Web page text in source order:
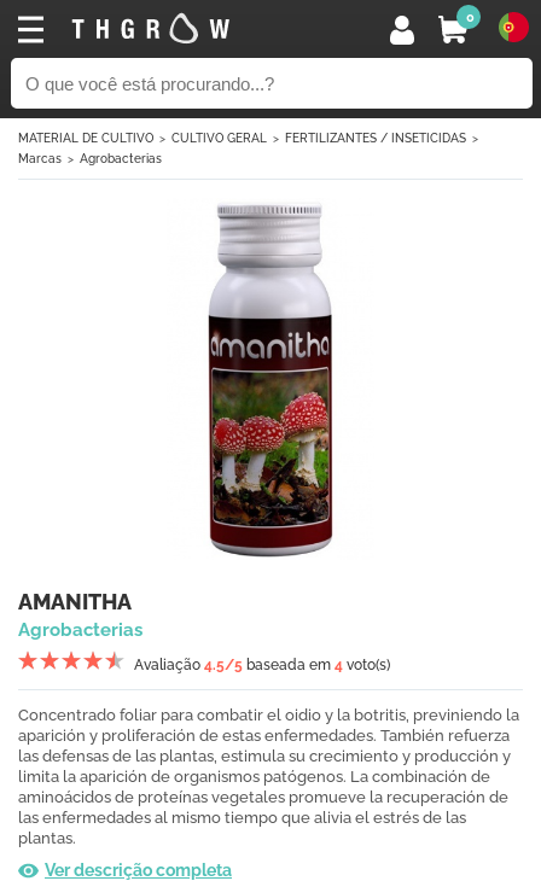
0
MATERIAL DE CULTIVO CULTIVO GERAL
FERTILIZANTES / INSETICIDAS
Marcas
Agrobacterias
AMANITHA
Agrobacterias
Avaliação 4.5/5 baseada em 4 voto(s)
Concentrado foliar para combatir el oidio y la botritis, previniendo la
aparición y proliferación de estas enfermedades. También refuerza
las defensas de las plantas, estimula su crecimiento y producción y
limita la aparición de organismos patógenos. La combinación de
aminoácidos de proteínas vegetales promueve la recuperación de
las enfermedades al mismo tiempo que alivia el estrés de las
plantas.
Ver descrição completa